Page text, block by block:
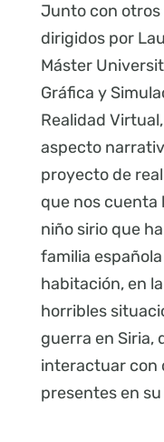
Junto con otros
dirigidos por
Máster
Gráfica y
Realidad
aspecto
proyecto de
que nos cuenta
niño sirio que
familia
habitación, en
horribles
guerra en Siria,
interactuar con
presentes en